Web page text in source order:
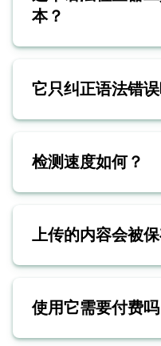
本？
它只纠正语法错误
检测速度如何？
上传的内容会被保
使用它需要付费吗